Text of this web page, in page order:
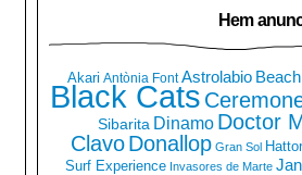
Hem
Akari Antònia Font Astrolabio
Black Cats
Sibarita Dinamo Doctor
ClavoDonallop Gran Sol
Surf Experience Invasores de Marte